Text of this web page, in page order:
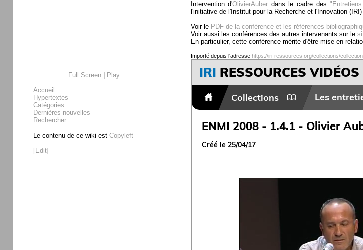
Full Screen
Play
Accueil
Hypertextes
Catégories
Dernières nouvelles
Rechercher
Le contenu de ce wiki est Copyleft
[Edit]
Intervention d'OlivierAuber dans le cadre des
l'initiative de l'Institut pour la Recherche et l'Innovation
Voir le PDF de la conférence et les références
Voir aussi les conférences des autres intervenants sur le
En particulier, cette conférence mérite d'être mise en
Importé depuis l'adresse https://iri-ressources.org/collections/